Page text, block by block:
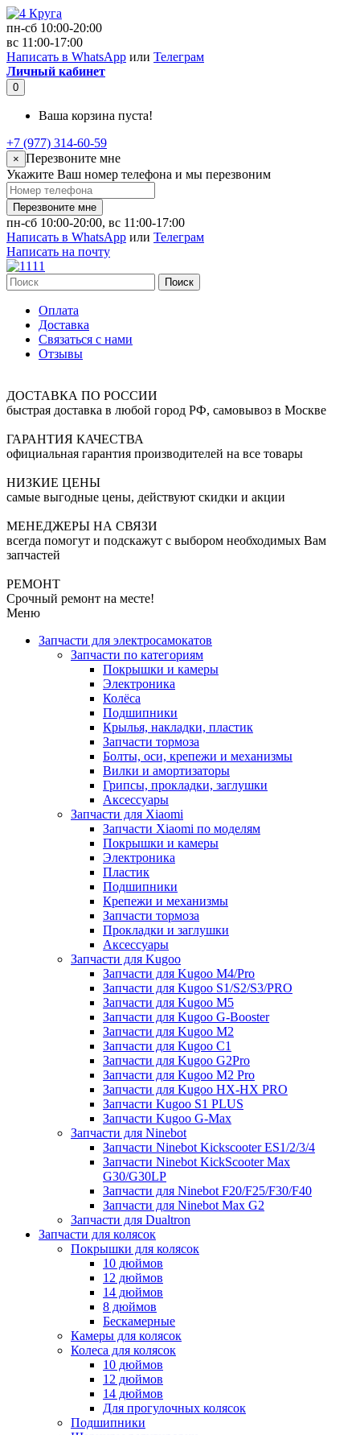
пн-сб 10:00-20:00
вс 11:00-17:00
Написать в WhatsApp или Телеграм
Личный кабинет
0
Ваша корзина пуста!
+7 (977) 314-60-59
× Перезвоните мне
Укажите Ваш номер телефона и мы перезвоним
Перезвоните мне
пн-сб 10:00-20:00, вс 11:00-17:00
Написать в WhatsApp или Телеграм
Написать на почту
Поиск
Оплата
Доставка
Связаться с нами
Отзывы
ДОСТАВКА ПО РОССИИ
быстрая доставка в любой город РФ, самовывоз в Москве
ГАРАНТИЯ КАЧЕСТВА
официальная гарантия производителей на все товары
НИЗКИЕ ЦЕНЫ
самые выгодные цены, действуют скидки и акции
МЕНЕДЖЕРЫ НА СВЯЗИ
всегда помогут и подскажут с выбором необходимых Вам
запчастей
РЕМОНТ
Срочный ремонт на месте!
Меню
Запчасти для электросамокатов
Запчасти по категориям
Покрышки и камеры
Электроника
Колёса
Подшипники
Крылья, накладки, пластик
Запчасти тормоза
Болты, оси, крепежи и механизмы
Вилки и амортизаторы
Грипсы, прокладки, заглушки
Аксессуары
Запчасти для Xiaomi
Запчасти Xiaomi по моделям
Покрышки и камеры
Электроника
Пластик
Подшипники
Крепежи и механизмы
Запчасти тормоза
Прокладки и заглушки
Аксессуары
Запчасти для Kugoo
Запчасти для Kugoo M4/Pro
Запчасти для Kugoo S1/S2/S3/PRO
Запчасти для Kugoo M5
Запчасти для Kugoo G-Booster
Запчасти для Kugoo M2
Запчасти для Kugoo C1
Запчасти для Kugoo G2Pro
Запчасти для Kugoo M2 Pro
Запчасти для Kugoo HX-HX PRO
Запчасти Kugoo S1 PLUS
Запчасти Kugoo G-Max
Запчасти для Ninebot
Запчасти Ninebot Kickscooter ES1/2/3/4
Запчасти Ninebot KickScooter Max
G30/G30LP
Запчасти для Ninebot F20/F25/F30/F40
Запчасти для Ninebot Max G2
Запчасти для Dualtron
Запчасти для колясок
Покрышки для колясок
10 дюймов
12 дюймов
14 дюймов
8 дюймов
Бескамерные
Камеры для колясок
Колеса для колясок
10 дюймов
12 дюймов
14 дюймов
Для прогулочных колясок
Подшипники